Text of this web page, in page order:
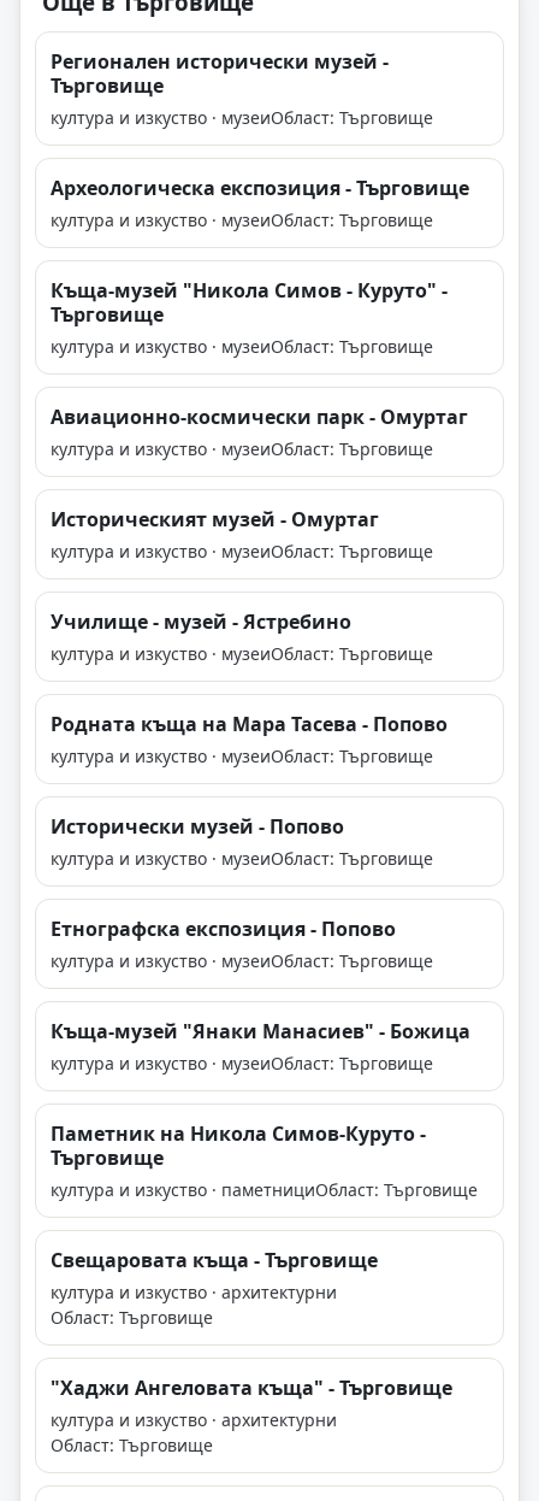
Регионален исторически музей -
Търговище
култура и изкуство · музеиОбласт: Търговище
Aрхеологическа експозиция - Търговище
култура и изкуство · музеиОбласт: Търговище
Къща-музей "Никола Симов - Куруто" -
Търговище
култура и изкуство · музеиОбласт: Търговище
Авиационно-космически парк - Омуртаг
култура и изкуство · музеиОбласт: Търговище
Историческият музей - Омуртаг
култура и изкуство · музеиОбласт: Търговище
Училище - музей - Ястребино
култура и изкуство · музеиОбласт: Търговище
Родната къща на Мара Тасева - Попово
култура и изкуство · музеиОбласт: Търговище
Исторически музей - Попово
култура и изкуство · музеиОбласт: Търговище
Етнографска експозиция - Попово
култура и изкуство · музеиОбласт: Търговище
Къща-музей "Янаки Манасиев" - Божица
култура и изкуство · музеиОбласт: Търговище
Паметник на Никола Симов-Куруто -
Търговище
култура и изкуство · паметнициОбласт: Търговище
Свещаровата къща - Търговище
култура и изкуство · архитектурни
Област: Търговище
"Хаджи Ангеловата къща" - Търговище
култура и изкуство · архитектурни
Област: Търговище